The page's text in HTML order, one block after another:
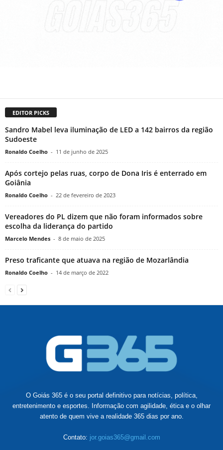
EDITOR PICKS
Sandro Mabel leva iluminação de LED a 142 bairros da região
Sudoeste
Ronaldo Coelho - 11 de junho de 2025
Após cortejo pelas ruas, corpo de Dona Iris é enterrado em
Goiânia
Ronaldo Coelho - 22 de fevereiro de 2023
Vereadores do PL dizem que não foram informados sobre
escolha da liderança do partido
Marcelo Mendes - 8 de maio de 2025
Preso traficante que atuava na região de Mozarlândia
Ronaldo Coelho - 14 de março de 2022
O Goiás 365 é o seu portal definitivo para notícias, política,
entretenimento e esportes. Informação com agilidade, ética e o olhar
atento de quem vive a realidade 365 dias por ano.
Contato: jor.goias365@gmail.com